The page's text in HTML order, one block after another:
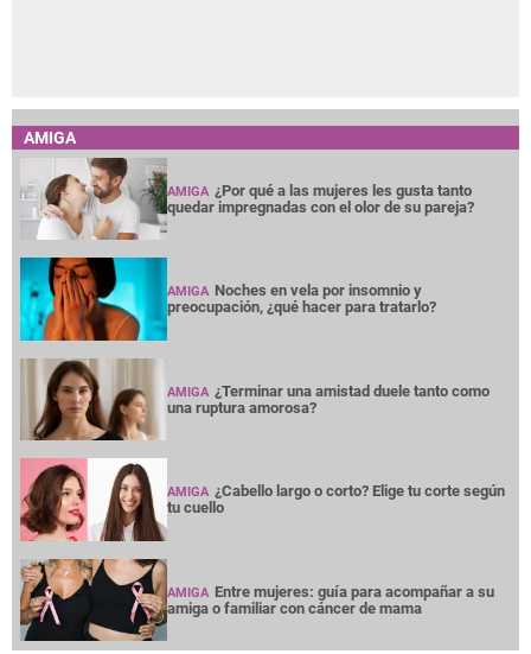
AMIGA
AMIGA ¿Por qué a las mujeres les gusta tanto
quedar impregnadas con el olor de su pareja?
AMIGA Noches en vela por insomnio y
preocupación, ¿qué hacer para tratarlo?
AMIGA ¿Terminar una amistad duele tanto como
una ruptura amorosa?
AMIGA ¿Cabello largo o corto? Elige tu corte según
tu cuello
AMIGA Entre mujeres: guía para acompañar a su
amiga o familiar con cáncer de mama